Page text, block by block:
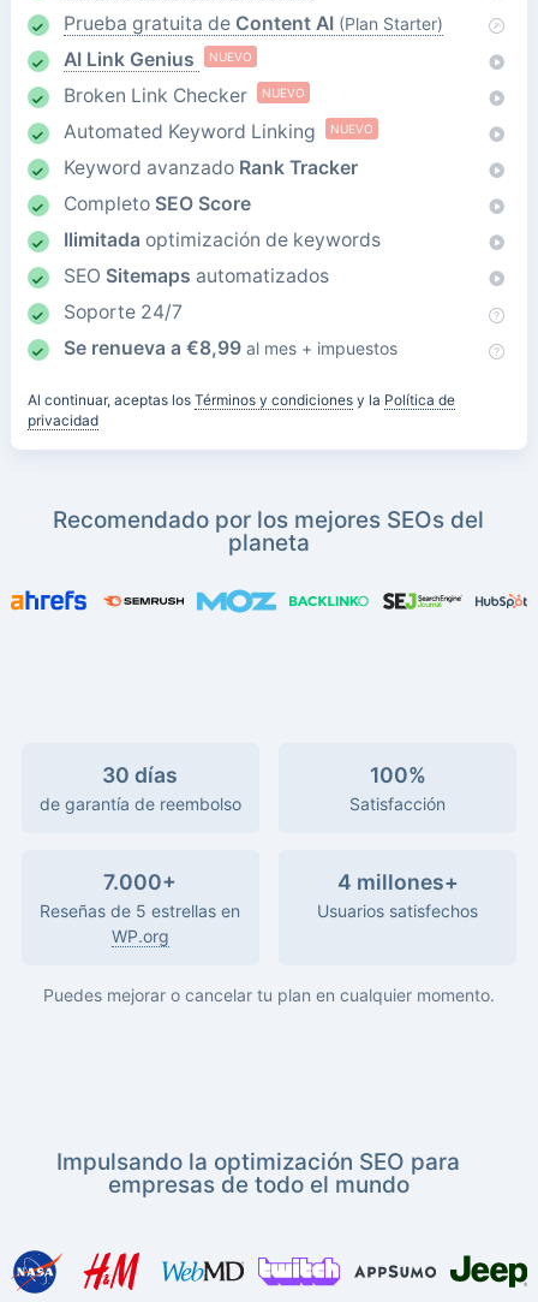
Prueba gratuita de Content AI (Plan Starter)
AI Link Genius NUEVO
Broken Link Checker NUEVO
Automated Keyword Linking NUEVO
Keyword avanzado Rank Tracker
Completo SEO Score
Ilimitada optimización de keywords
SEO Sitemaps automatizados
Soporte 24/7
Se renueva a €8,99 al mes + impuestos
Al continuar, aceptas los Términos y condicionesy la Política de
privacidad
Recomendado por los mejores SEOs del
planeta
30 días
de garantía de reembolso
100%
Satisfacción
7.000+
Reseñas de 5 estrellas en
WP.org
4 millones+
Usuarios satisfechos
Puedes mejorar o cancelar tu plan en cualquier momento.
Impulsando la optimización SEO para
empresas de todo el mundo